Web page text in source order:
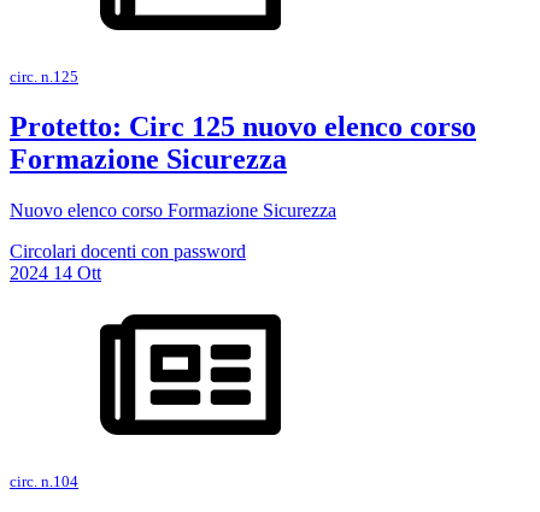
circ. n.125
Protetto: Circ 125 nuovo elenco corso
Formazione Sicurezza
Nuovo elenco corso Formazione Sicurezza
Circolari docenti con password
2024 14 Ott
circ. n.104